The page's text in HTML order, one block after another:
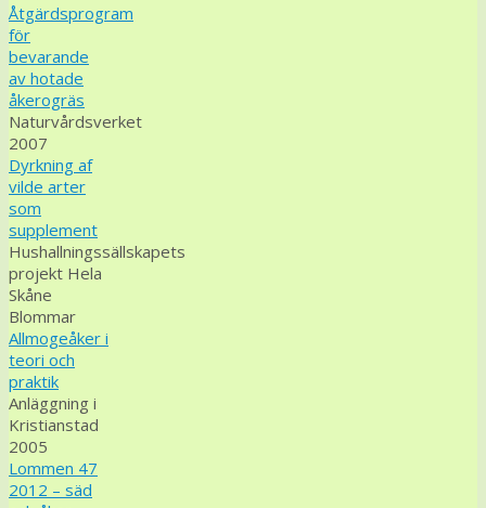
Åtgärdsprogram
för
bevarande
av hotade
åkerogräs
Naturvårdsverket
2007
Dyrkning af
vilde arter
som
supplement
Hushallningssällskapets
projekt Hela
Skåne
Blommar
Allmogeåker i
teori och
praktik
Anläggning i
Kristianstad
2005
Lommen 47
2012 – säd